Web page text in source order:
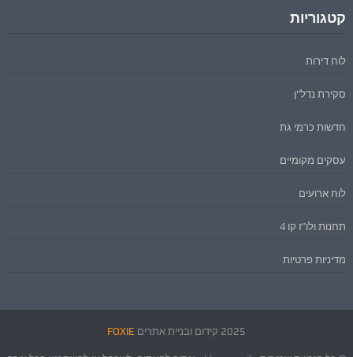
קטגוריות
לוח דירות
סקירת נדל"ן
חדשות כרמי גת
עסקים מקומיים
לוח ארועים
תחנות ולו"ז קו 4
מדיניות פרטיות
2025 קידום ובניית אתרים FOXIE